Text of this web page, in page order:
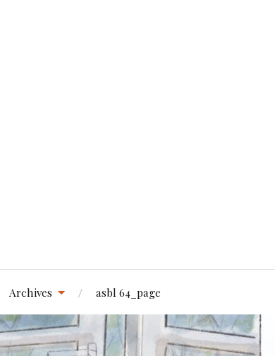
Archives asbl 64_page